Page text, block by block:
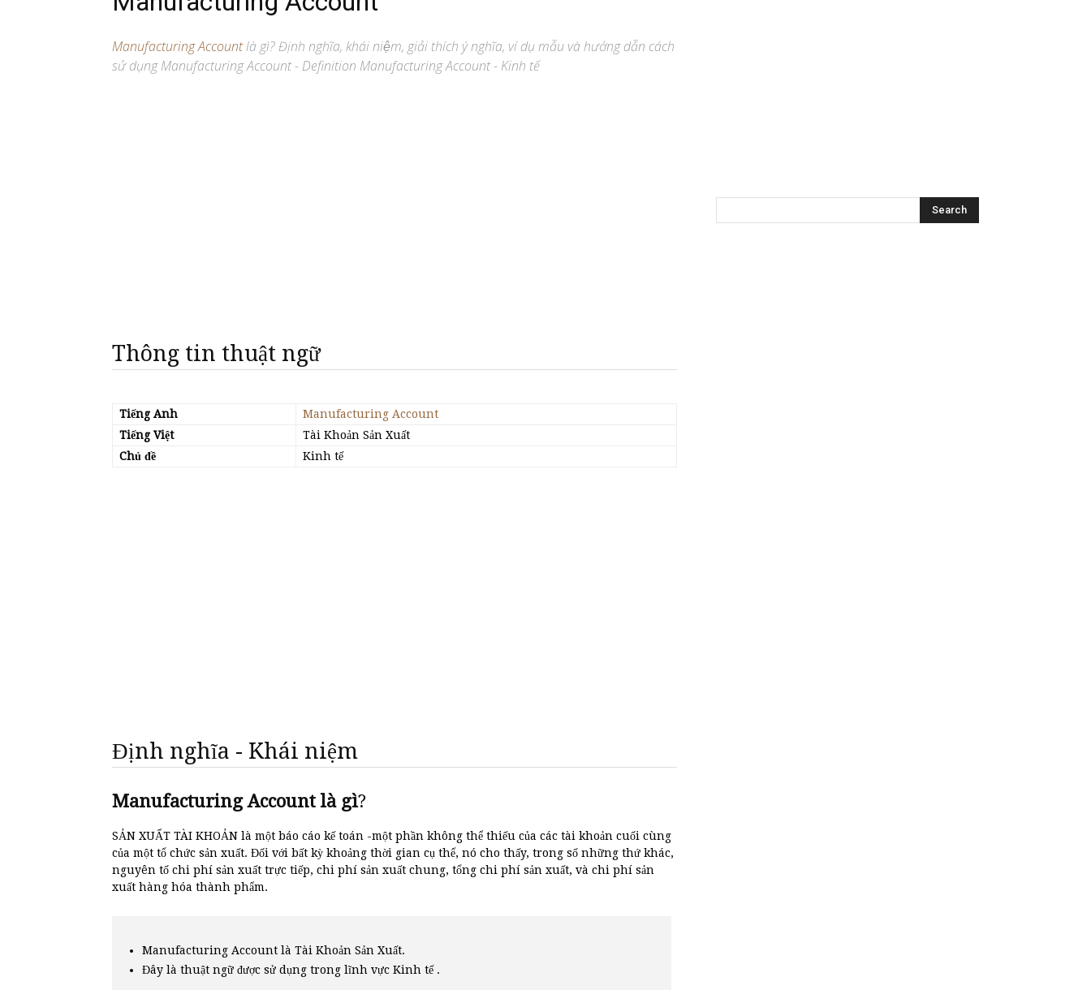
Manufacturing Accountlà gì? Định nghĩa, khái niệm, giải thích ý nghĩa, ví dụ mẫu và hướng dẫn cách
sử dụng Manufacturing Account - Definition Manufacturing Account - Kinh tế
Thông tin thuật ngữ
Tiếng Anh
Manufacturing Account
Tiếng Việt
Tài Khoản Sản Xuất
Chủ đề
Kinh tế
Định nghĩa - Khái niệm
Manufacturing Account là gì?
SẢN XUẤT TÀI KHOẢN là một báo cáo kế toán -một phần không thể thiếu của các tài khoản cuối cùng
của một tổ chức sản xuất. Đối với bất kỳ khoảng thời gian cụ thể, nó cho thấy, trong số những thứ khác,
nguyên tố chi phí sản xuất trực tiếp, chi phí sản xuất chung, tổng chi phí sản xuất, và chi phí sản
xuất hàng hóa thành phẩm.
Manufacturing Account là Tài Khoản Sản Xuất.
Đây là thuật ngữ được sử dụng trong lĩnh vực Kinh tế .